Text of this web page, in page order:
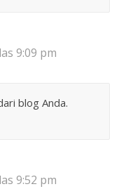
9:09 pm
blog Anda.
9:52 pm